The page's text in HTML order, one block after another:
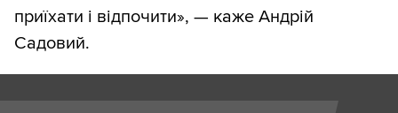
приїхати і відпочити», — каже Андрій
Садовий.